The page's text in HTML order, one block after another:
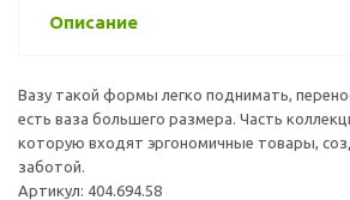
Описание
Вазу такой формы легко поднимать,
есть ваза большего размера. Часть
которую входят эргономичные товары,
заботой.
Артикул: 404.694.58